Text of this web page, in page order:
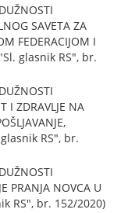
SAVETA ZA
FEDERACIJOM I
glasnik RS", br.
I ZDRAVLJE NA
glasnik RS", br.
PRANJA NOVCA U
RS", br. 152/2020)